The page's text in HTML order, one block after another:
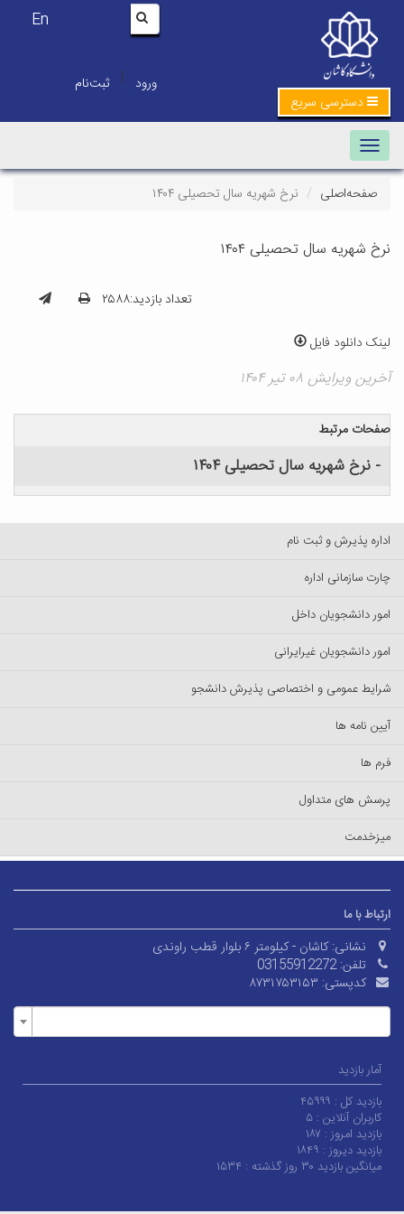
En
ورود | ثبت‌نام
دسترسی سریع
Toggle navigation
صفحه‌اصلی نرخ شهریه سال تحصیلی ۱۴۰۴
نرخ شهریه سال تحصیلی ۱۴۰۴
تعداد بازدید:۲۵۸۸
لینک دانلود فایل
آخرین ویرایش ۰۸ تیر ۱۴۰۴
صفحات مرتبط
- نرخ شهریه سال تحصیلی ۱۴۰۴
اداره پذیرش و ثبت نام
چارت سازمانی اداره
امور دانشجویان داخل
امور دانشجویان غیرایرانی
شرایط عمومی و اختصاصی پذیرش دانشجو
آیین نامه ها
فرم ها
پرسش های متداول
میزخدمت
ارتباط با ما
نشانی: کاشان - کیلومتر ۶ بلوار قطب راوندی
تلفن:03155912272
کدپستی: ۸۷۳۱۷۵۳۱۵۳
آمار بازدید
بازدید کل : ۴۵۹۹۹
کاربران آنلاین : ۵
بازدید امروز : ۱۸۷
بازدید دیروز : ۱۸۴۹
میانگین بازدید ۳۰ روز گذشته :
۱۵۳۴